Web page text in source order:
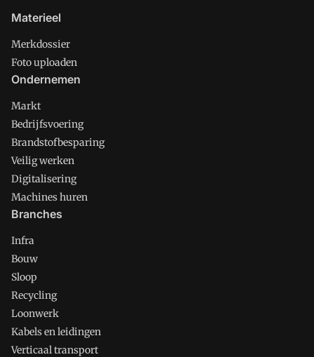
Materieel
Merkdossier
Foto uploaden
Ondernemen
Markt
Bedrijfsvoering
Brandstofbesparing
Veilig werken
Digitalisering
Machines huren
Branches
Infra
Bouw
Sloop
Recycling
Loonwerk
Kabels en leidingen
Verticaal transport